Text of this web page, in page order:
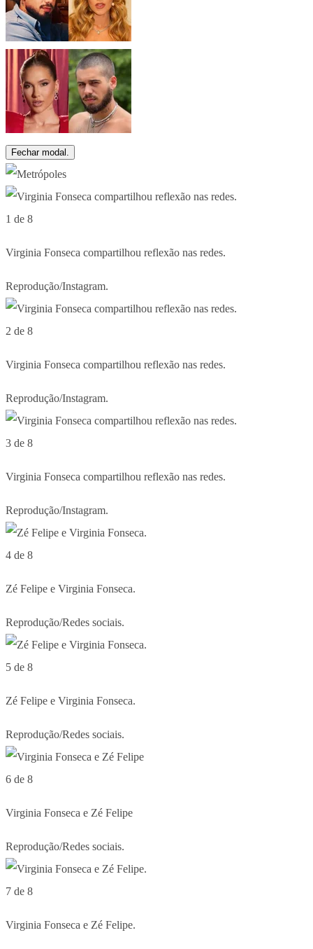
Fechar modal.
1 de 8
Virginia Fonseca compartilhou reflexão nas redes.
Reprodução/Instagram.
2 de 8
Virginia Fonseca compartilhou reflexão nas redes.
Reprodução/Instagram.
3 de 8
Virginia Fonseca compartilhou reflexão nas redes.
Reprodução/Instagram.
4 de 8
Zé Felipe e Virginia Fonseca.
Reprodução/Redes sociais.
5 de 8
Zé Felipe e Virginia Fonseca.
Reprodução/Redes sociais.
6 de 8
Virginia Fonseca e Zé Felipe
Reprodução/Redes sociais.
7 de 8
Virginia Fonseca e Zé Felipe.